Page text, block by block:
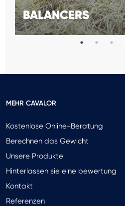
BALANCERS
MEHR CAVALOR
Kostenlose Online-Beratung
Berechnen das Gewicht
Unsere Produkte
Hinterlassen sie eine bewertung
Kontakt
Referenzen